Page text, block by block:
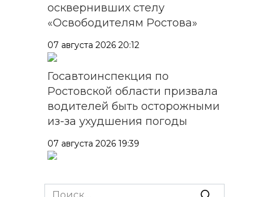
осквернивших стелу
«Освободителям Ростова»
07 августа 2026 20:12
Госавтоинспекция по
Ростовской области призвала
водителей быть осторожными
из-за ухудшения погоды
07 августа 2026 19:39
и турниры: как в Ростове
Search